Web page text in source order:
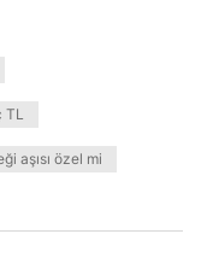
TL
aşısı özel mi